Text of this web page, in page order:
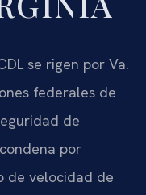
se rigen por Va.
federales de
de
por
de velocidad de